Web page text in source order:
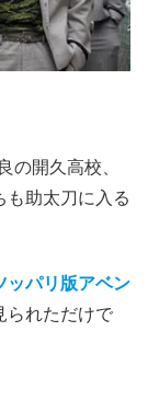
の開久高校、
も助太刀に入る
ッパリ版アベン
られただけで